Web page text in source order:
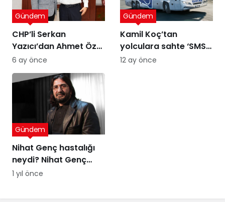
CHP’li Serkan
Yazıcı’dan Ahmet Özer
kararına tepki: Bu bir
yargı değil, sandığı
tanımayan düzenin
Gündem
6 ay önce
Kamil Koç’tan
yolculara sahte ‘SMS’
uyarısı
Gündem
12 ay önce
Nihat Genç hastalığı
neydi? Nihat Genç
cenaze töreni ne
Gündem
1 yıl önce